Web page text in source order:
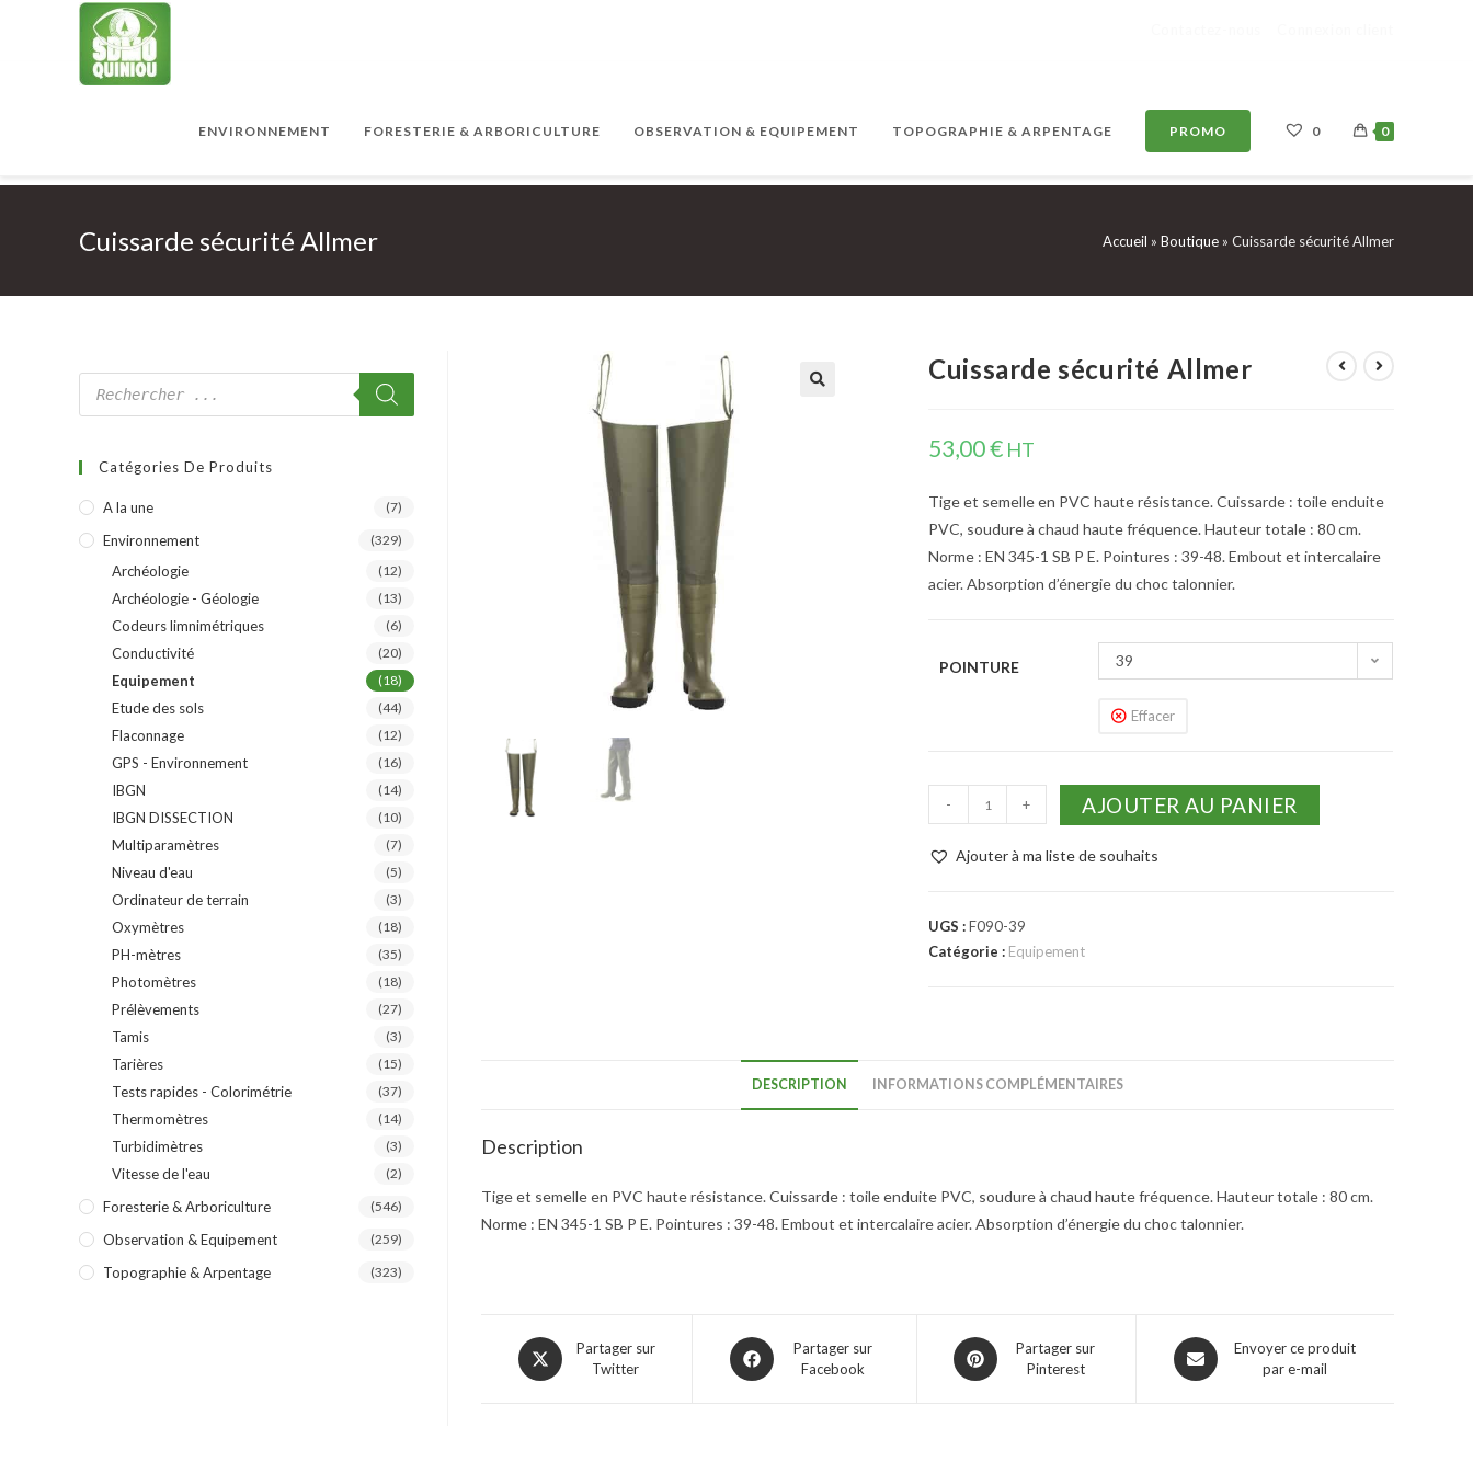
ENVIRONNEMENT FORESTERIE & ARBORICULTURE OBSERVATION & EQUIPEMENT TOPOGRAPHIE & ARPENTAGE PROMO 0 0
Cuissarde sécurité Allmer Accueil » Boutique » Cuissarde sécurité Allmer
Cuissarde sécurité Allmer
53,00€ HT
Tige et semelle en PVC haute résistance. Cuissarde : toile enduite
PVC, soudure à chaud haute fréquence. Hauteur totale : 80 cm.
Norme : EN 345-1 SB P E. Pointures : 39-48. Embout et intercalaire
acier. Absorption d’énergie du choc talonnier.
POINTURE 39
Effacer
- + AJOUTER AU PANIER
Ajouter à ma liste de souhaits
UGS :F090-39
Catégorie : Equipement
DESCRIPTION INFORMATIONS COMPLÉMENTAIRES
Description
Tige et semelle en PVC haute résistance. Cuissarde : toile enduite PVC, soudure à chaud haute fréquence. Hauteur totale : 80 cm.
Norme : EN 345-1 SB P E. Pointures : 39-48. Embout et intercalaire acier. Absorption d’énergie du choc talonnier.
Partager sur
Twitter
Partager sur
Facebook
Partager sur
Pinterest
Envoyer ce produit
par e-mail
Catégories De Produits
A la une (7)
Environnement (329)
Archéologie (12)
Archéologie - Géologie (13)
Codeurs limnimétriques (6)
Conductivité (20)
Equipement (18)
Etude des sols (44)
Flaconnage (12)
GPS - Environnement (16)
IBGN (14)
IBGN DISSECTION (10)
Multiparamètres (7)
Niveau d'eau (5)
Ordinateur de terrain (3)
Oxymètres (18)
PH-mètres (35)
Photomètres (18)
Prélèvements (27)
Tamis (3)
Tarières (15)
Tests rapides - Colorimétrie (37)
Thermomètres (14)
Turbidimètres (3)
Vitesse de l'eau (2)
Foresterie & Arboriculture (546)
Observation & Equipement (259)
Topographie & Arpentage (323)